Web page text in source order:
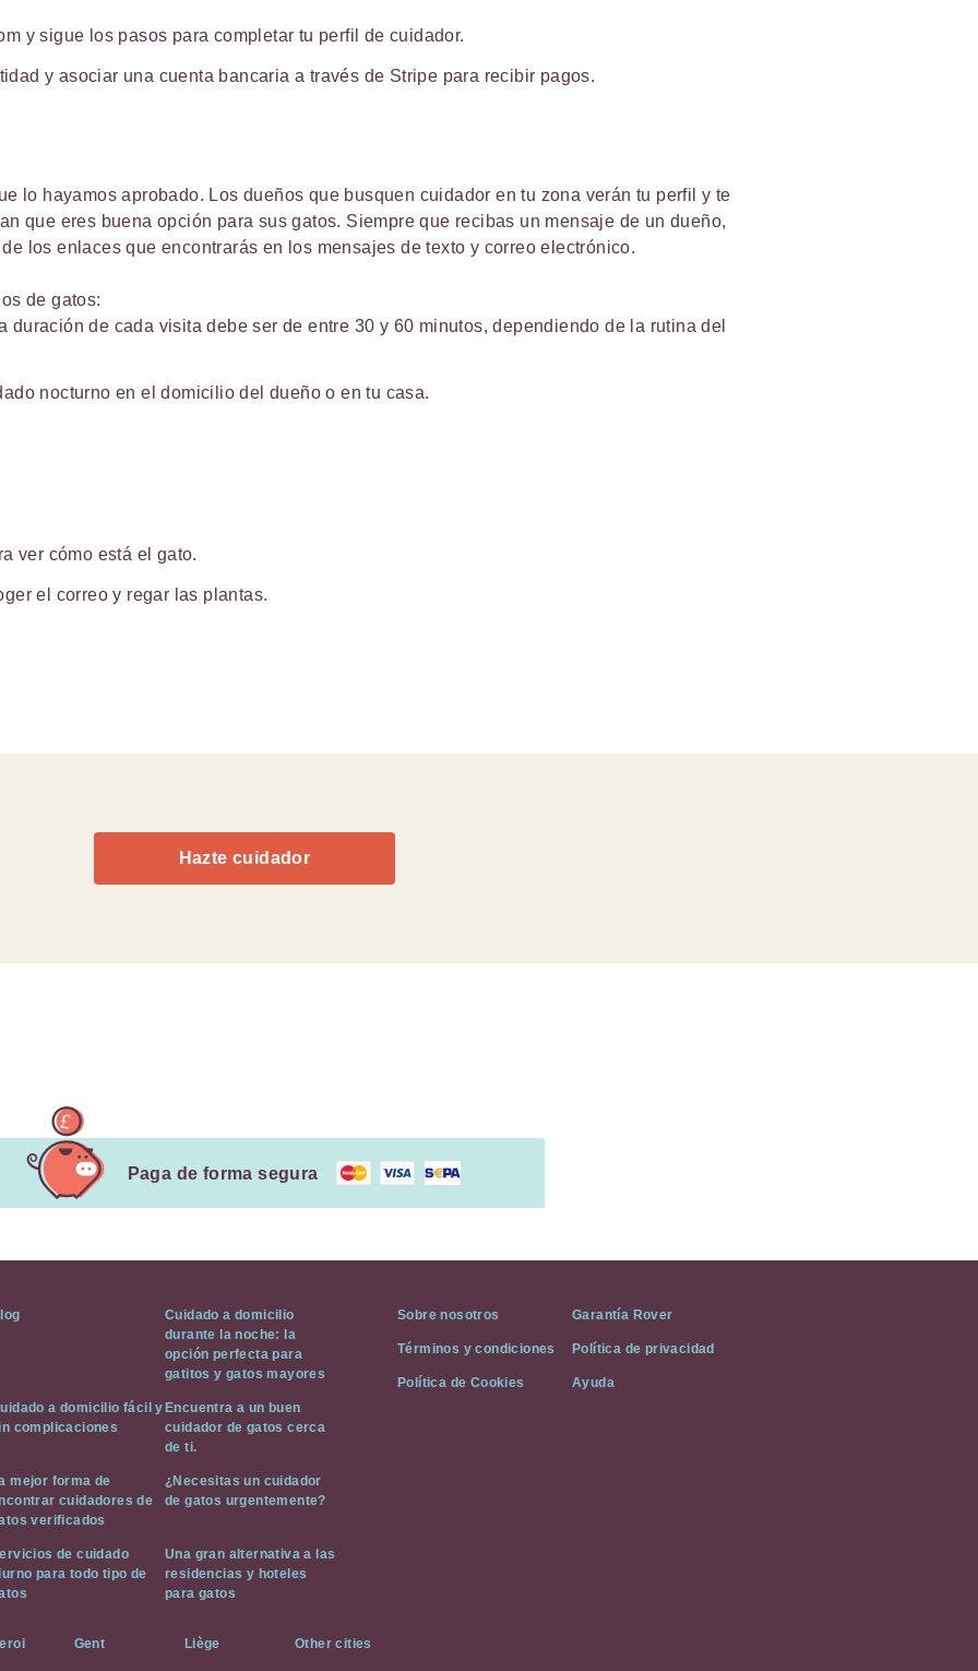
y sigue los pasos para completar tu perfil de cuidador.
y asociar una cuenta bancaria a través de Stripe para recibir pagos.
lo hayamos aprobado. Los dueños que busquen cuidador en tu zona verán tu perfil y te
que eres buena opción para sus gatos. Siempre que recibas un mensaje de un dueño,
los enlaces que encontrarás en los mensajes de texto y correo electrónico.
de gatos:
duración de cada visita debe ser de entre 30 y 60 minutos, dependiendo de la rutina del
nocturno en el domicilio del dueño o en tu casa.
ver cómo está el gato.
el correo y regar las plantas.
Hazte cuidador
Paga de forma segura
Sobre nosotros Garantía Rover
Términos y condiciones Política de privacidad
Política de Cookies Ayuda
Cuidado a domicilio
durante la noche: la
opción perfecta para
gatitos y gatos mayores
a domicilio fácil y
complicaciones
Encuentra a un buen
cuidador de gatos cerca
de ti.
mejor forma de
cuidadores de
verificados
¿Necesitas un cuidador
de gatos urgentemente?
de cuidado
para todo tipo de
Una gran alternativa a las
residencias y hoteles
para gatos
Gent Liège Other cities